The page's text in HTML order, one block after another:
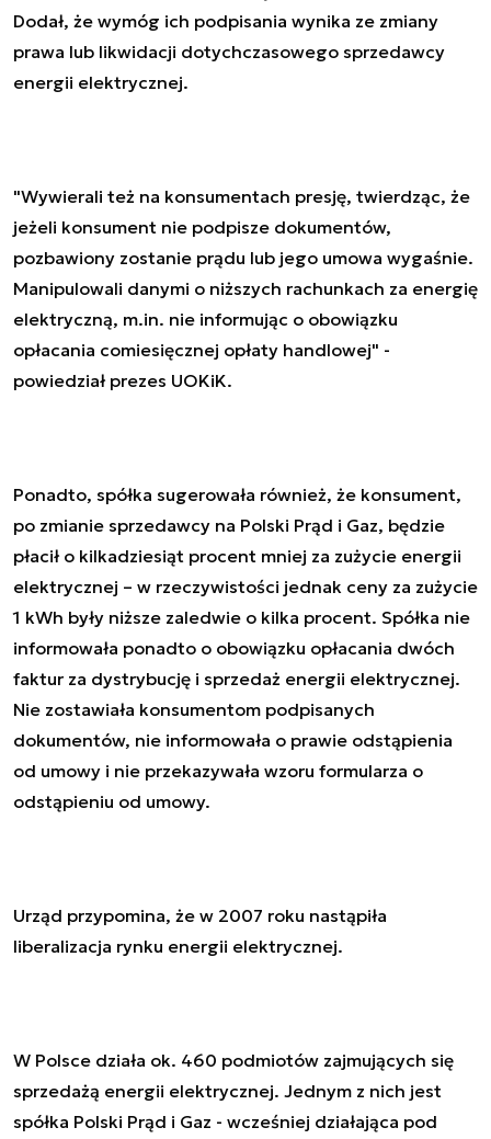
Dodał, że wymóg ich podpisania wynika ze zmiany
prawa lub likwidacji dotychczasowego sprzedawcy
energii elektrycznej.
"Wywierali też na konsumentach presję, twierdząc, że
jeżeli konsument nie podpisze dokumentów,
pozbawiony zostanie prądu lub jego umowa wygaśnie.
Manipulowali danymi o niższych rachunkach za energię
elektryczną, m.in. nie informując o obowiązku
opłacania comiesięcznej opłaty handlowej" -
powiedział prezes UOKiK.
Ponadto, spółka sugerowała również, że konsument,
po zmianie sprzedawcy na Polski Prąd i Gaz, będzie
płacił o kilkadziesiąt procent mniej za zużycie energii
elektrycznej – w rzeczywistości jednak ceny za zużycie
1 kWh były niższe zaledwie o kilka procent. Spółka nie
informowała ponadto o obowiązku opłacania dwóch
faktur za dystrybucję i sprzedaż energii elektrycznej.
Nie zostawiała konsumentom podpisanych
dokumentów, nie informowała o prawie odstąpienia
od umowy i nie przekazywała wzoru formularza o
odstąpieniu od umowy.
Urząd przypomina, że w 2007 roku nastąpiła
liberalizacja rynku energii elektrycznej.
W Polsce działa ok. 460 podmiotów zajmujących się
sprzedażą energii elektrycznej. Jednym z nich jest
spółka Polski Prąd i Gaz - wcześniej działająca pod